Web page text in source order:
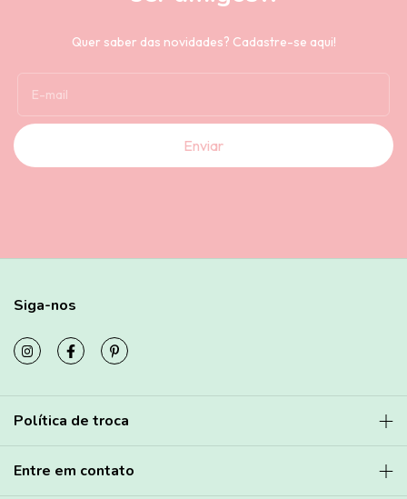
Quer saber das novidades? Cadastre-se aqui!
Siga-nos
Política de troca
Entre em contato